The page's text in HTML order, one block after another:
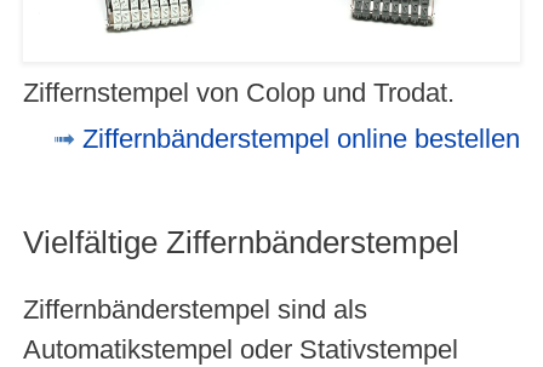
Ziffernstempel von Colop und Trodat.
Ziffernbänderstempel online bestellen
Vielfältige Ziffernbänderstempel
Ziffernbänderstempel sind als
Automatikstempel oder Stativstempel